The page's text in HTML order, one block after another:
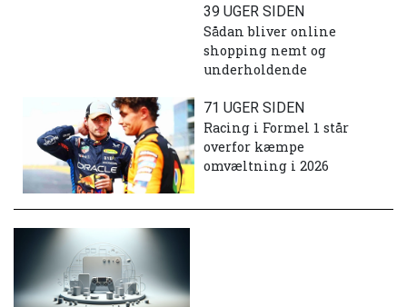
39 UGER SIDEN
Sådan bliver online
shopping nemt og
underholdende
71 UGER SIDEN
Racing i Formel 1 står
overfor kæmpe
omvæltning i 2026